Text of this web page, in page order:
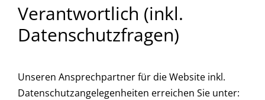
Verantwortlich (inkl.
Datenschutzfragen)
Unseren Ansprechpartner für die Website inkl.
Datenschutzangelegenheiten erreichen Sie unter: